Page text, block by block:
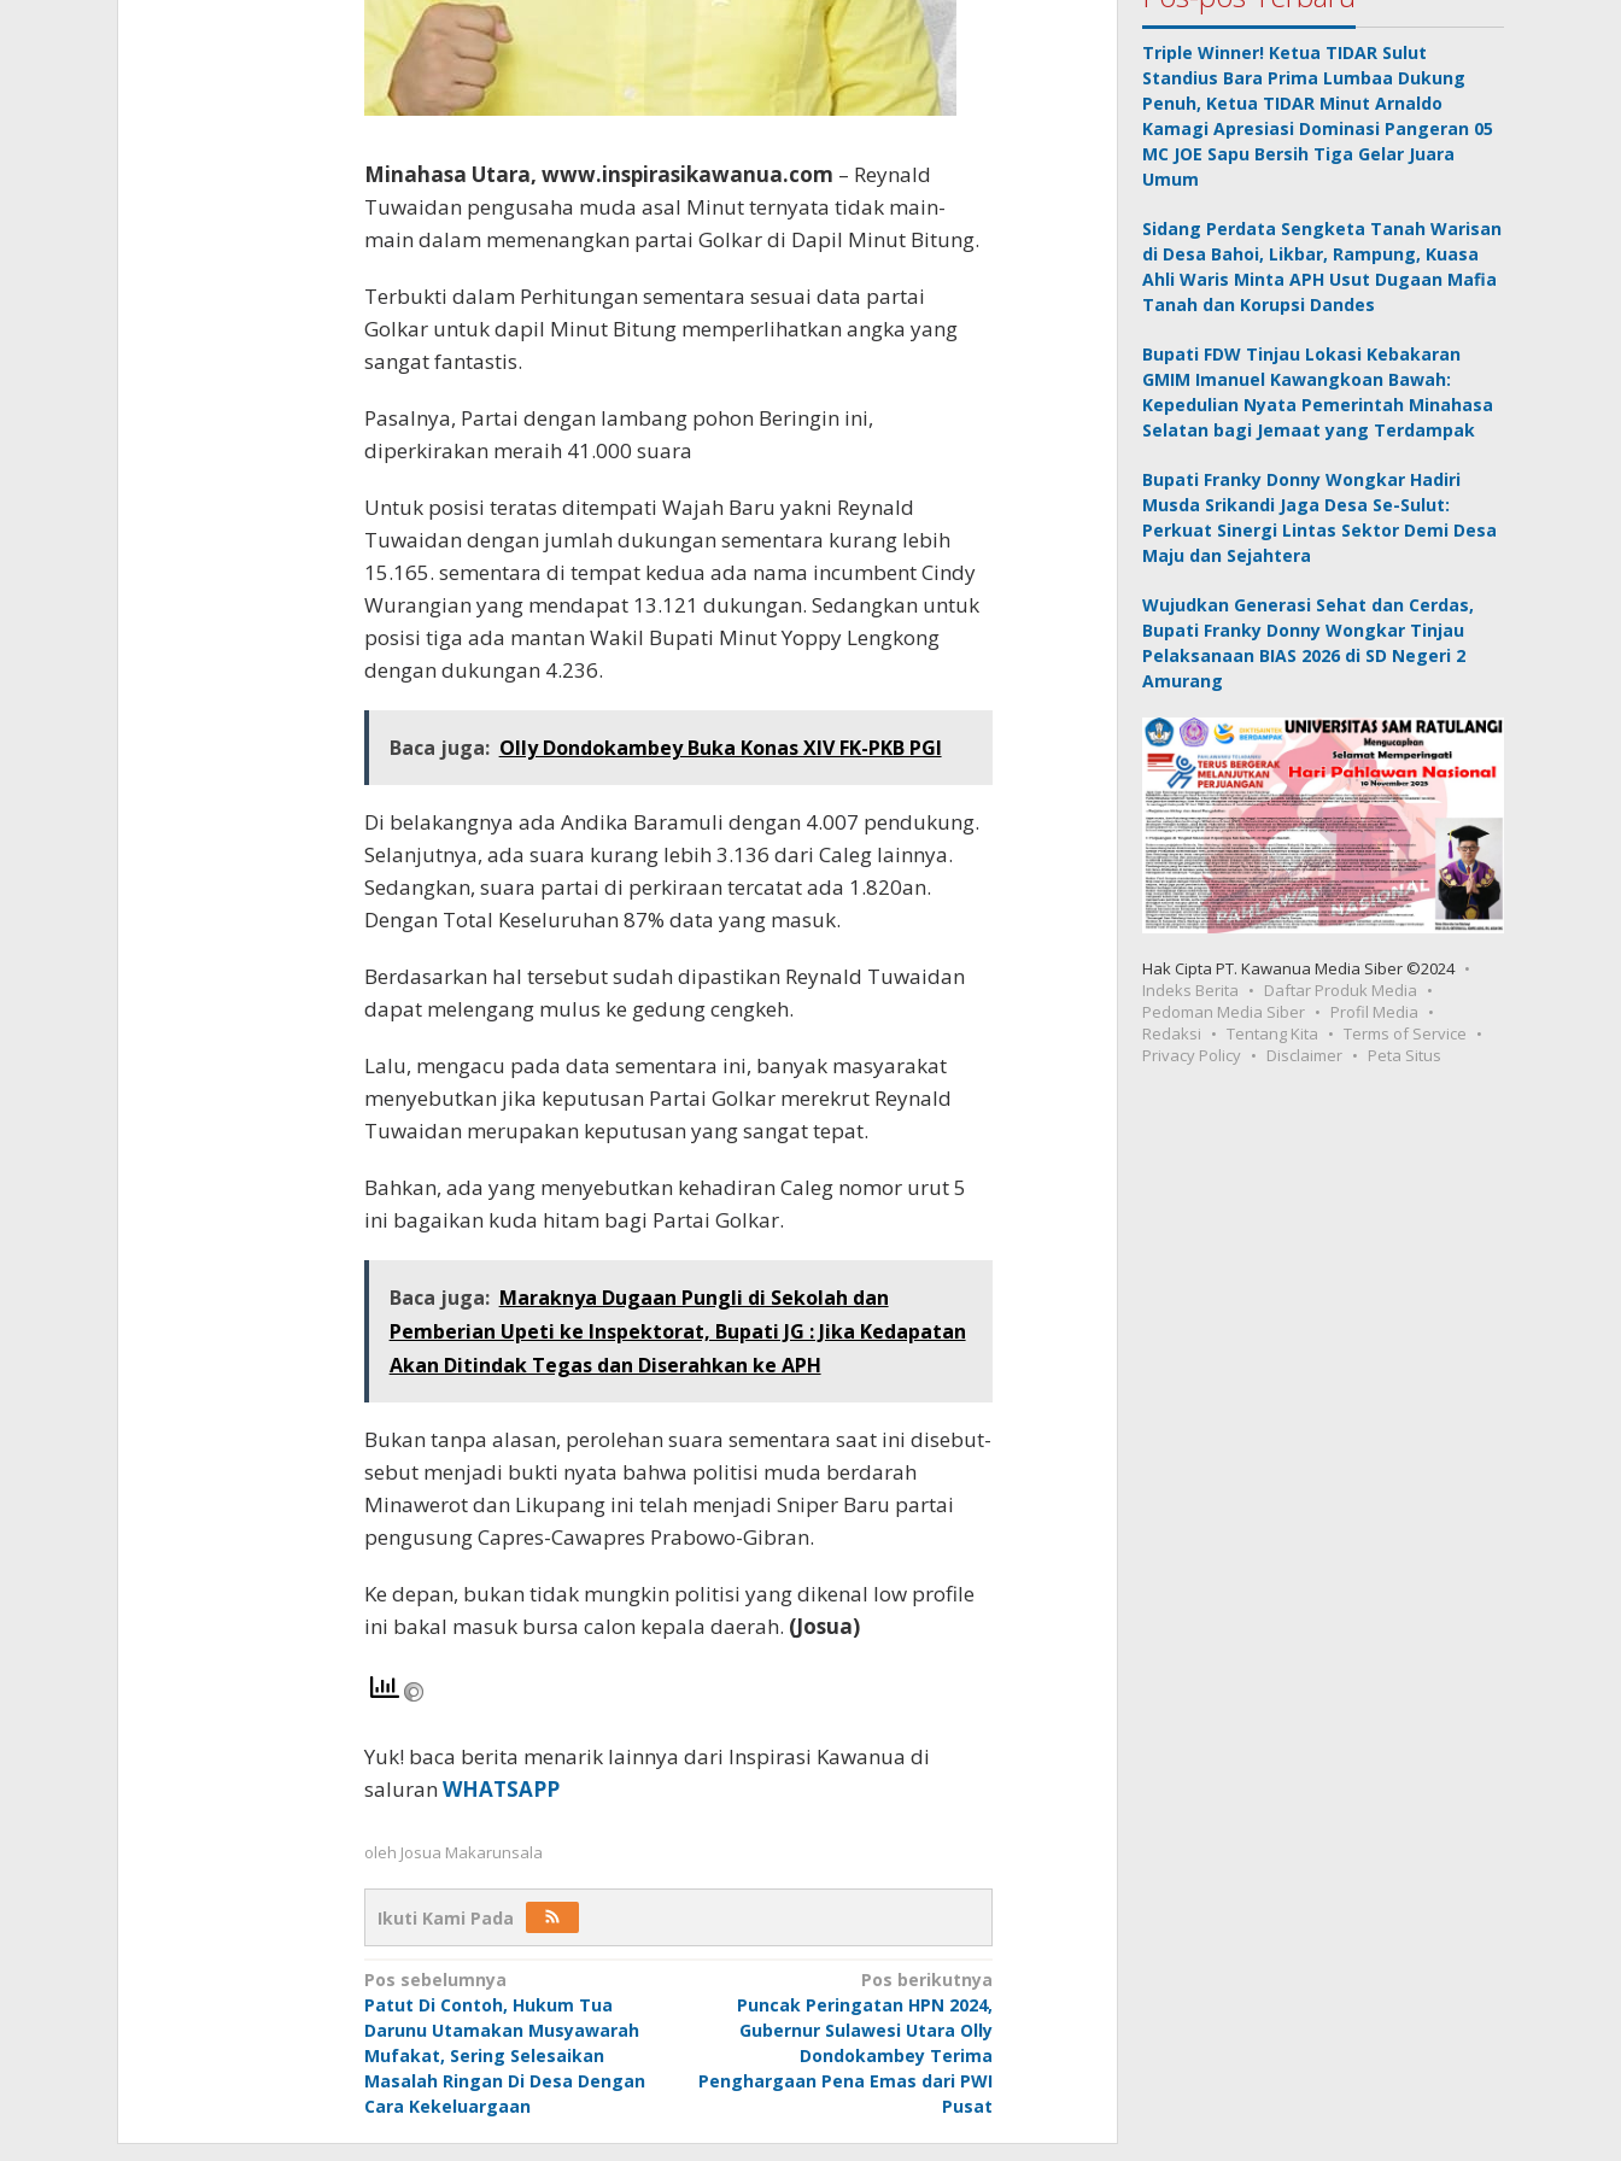
Minahasa Utara, www.inspirasikawanua.com – Reynald
Tuwaidan pengusaha muda asal Minut ternyata tidak main-
main dalam memenangkan partai Golkar di Dapil Minut Bitung.
Terbukti dalam Perhitungan sementara sesuai data partai
Golkar untuk dapil Minut Bitung memperlihatkan angka yang
sangat fantastis.
Pasalnya, Partai dengan lambang pohon Beringin ini,
diperkirakan meraih 41.000 suara
Untuk posisi teratas ditempati Wajah Baru yakni Reynald
Tuwaidan dengan jumlah dukungan sementara kurang lebih
15.165. sementara di tempat kedua ada nama incumbent Cindy
Wurangian yang mendapat 13.121 dukungan. Sedangkan untuk
posisi tiga ada mantan Wakil Bupati Minut Yoppy Lengkong
dengan dukungan 4.236.
Baca juga: Olly Dondokambey Buka Konas XIV FK-PKB PGI
Di belakangnya ada Andika Baramuli dengan 4.007 pendukung.
Selanjutnya, ada suara kurang lebih 3.136 dari Caleg lainnya.
Sedangkan, suara partai di perkiraan tercatat ada 1.820an.
Dengan Total Keseluruhan 87% data yang masuk.
Berdasarkan hal tersebut sudah dipastikan Reynald Tuwaidan
dapat melengang mulus ke gedung cengkeh.
Lalu, mengacu pada data sementara ini, banyak masyarakat
menyebutkan jika keputusan Partai Golkar merekrut Reynald
Tuwaidan merupakan keputusan yang sangat tepat.
Bahkan, ada yang menyebutkan kehadiran Caleg nomor urut 5
ini bagaikan kuda hitam bagi Partai Golkar.
Baca juga: Maraknya Dugaan Pungli di Sekolah dan
Pemberian Upeti ke Inspektorat, Bupati JG : Jika Kedapatan
Akan Ditindak Tegas dan Diserahkan ke APH
Bukan tanpa alasan, perolehan suara sementara saat ini disebut-
sebut menjadi bukti nyata bahwa politisi muda berdarah
Minawerot dan Likupang ini telah menjadi Sniper Baru partai
pengusung Capres-Cawapres Prabowo-Gibran.
Ke depan, bukan tidak mungkin politisi yang dikenal low profile
ini bakal masuk bursa calon kepala daerah. (Josua)
Yuk! baca berita menarik lainnya dari Inspirasi Kawanua di
saluran WHATSAPP
oleh Josua Makarunsala
Ikuti Kami Pada
Navigasi
pos
Pos sebelumnya
Patut Di Contoh, Hukum Tua
Darunu Utamakan Musyawarah
Mufakat, Sering Selesaikan
Masalah Ringan Di Desa Dengan
Cara Kekeluargaan
Pos berikutnya
Puncak Peringatan HPN 2024,
Gubernur Sulawesi Utara Olly
Dondokambey Terima
Penghargaan Pena Emas dari PWI
Pusat
Triple Winner! Ketua TIDAR Sulut
Standius Bara Prima Lumbaa Dukung
Penuh, Ketua TIDAR Minut Arnaldo
Kamagi Apresiasi Dominasi Pangeran 05
MC JOE Sapu Bersih Tiga Gelar Juara
Umum
Sidang Perdata Sengketa Tanah Warisan
di Desa Bahoi, Likbar, Rampung, Kuasa
Ahli Waris Minta APH Usut Dugaan Mafia
Tanah dan Korupsi Dandes
Bupati FDW Tinjau Lokasi Kebakaran
GMIM Imanuel Kawangkoan Bawah:
Kepedulian Nyata Pemerintah Minahasa
Selatan bagi Jemaat yang Terdampak
Bupati Franky Donny Wongkar Hadiri
Musda Srikandi Jaga Desa Se-Sulut:
Perkuat Sinergi Lintas Sektor Demi Desa
Maju dan Sejahtera
Wujudkan Generasi Sehat dan Cerdas,
Bupati Franky Donny Wongkar Tinjau
Pelaksanaan BIAS 2026 di SD Negeri 2
Amurang
Hak Cipta PT. Kawanua Media Siber ©2024
Indeks Berita
Daftar Produk Media
Pedoman Media Siber
Profil Media
Redaksi
Tentang Kita
Terms of Service
Privacy Policy
Disclaimer Peta Situs